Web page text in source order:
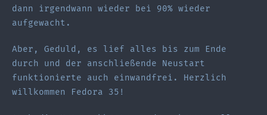
dann irgendwann wieder bei 90% wieder
aufgewacht.
Aber, Geduld, es lief alles bis zum Ende
durch und der anschließende Neustart
funktionierte auch einwandfrei. Herzlich
willkommen Fedora 35!